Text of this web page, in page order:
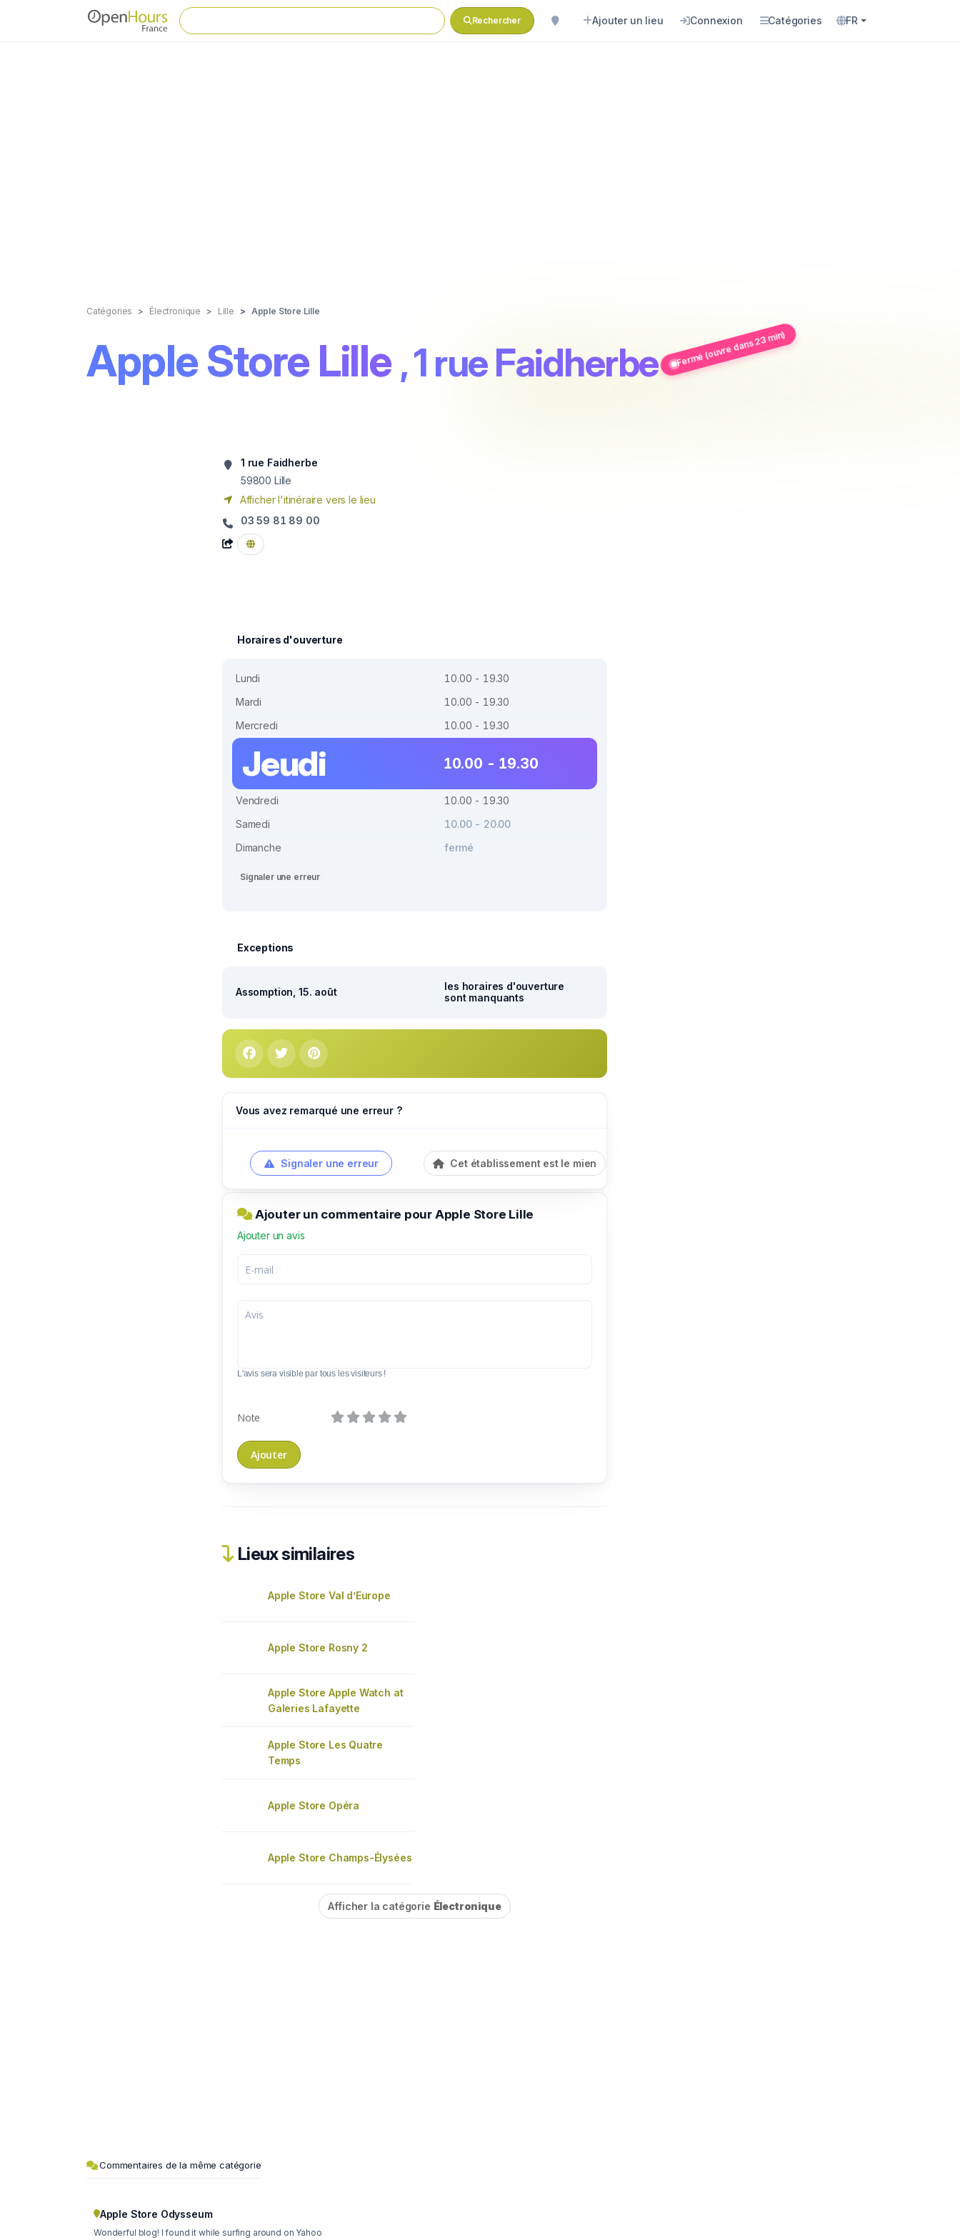
Rechercher Ajouter un lieu Connexion Catégories FR
Catégories Électronique Lille Apple Store Lille
Apple Store Lille , 1 rue Faidherbe Fermé (ouvre dans 23 min)
1 rue Faidherbe
59800 Lille
Afficher l'itinéraire vers le lieu
03 59 81 89 00
Horaires d'ouverture
Lundi
10.00 - 19.30
Mardi
10.00 - 19.30
Mercredi
10.00 - 19.30
Jeudi 10.00 - 19.30
Vendredi
10.00 - 19.30
Samedi
10.00 - 20.00
Dimanche
fermé
Signaler une erreur
Exceptions
Assomption, 15. août
les horaires d'ouverture
sont manquants
Vous avez remarqué une erreur ?
Signaler une erreur Cet établissement est le mien
Ajouter un commentaire pour Apple Store Lille
Ajouter un avis
L'avis sera visible par tous les visiteurs !
Note
Lieux similaires
Apple Store Val d’Europe
Apple Store Rosny 2
Apple Store Apple Watch at
Galeries Lafayette
Apple Store Les Quatre
Temps
Apple Store Opéra
Apple Store Champs-Élysées
Afficher la catégorie Électronique
Commentaires de la même catégorie
Apple Store Odysseum
Wonderful blog! I found it while surfing around on Yahoo